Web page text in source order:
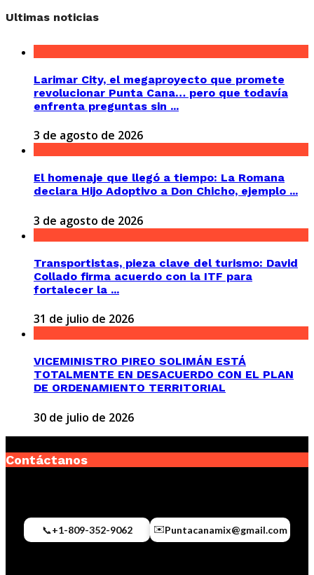
Ultimas noticias
Larimar City, el megaproyecto que promete
revolucionar Punta Cana… pero que todavía
enfrenta preguntas sin ...
3 de agosto de 2026
El homenaje que llegó a tiempo: La Romana
declara Hijo Adoptivo a Don Chicho, ejemplo ...
3 de agosto de 2026
Transportistas, pieza clave del turismo: David
Collado firma acuerdo con la ITF para
fortalecer la ...
31 de julio de 2026
VICEMINISTRO PIREO SOLIMÁN ESTÁ
TOTALMENTE EN DESACUERDO CON EL PLAN
DE ORDENAMIENTO TERRITORIAL
30 de julio de 2026
Contáctanos
📞+1-809-352-9062 ✉️Puntacanamix@gmail.com